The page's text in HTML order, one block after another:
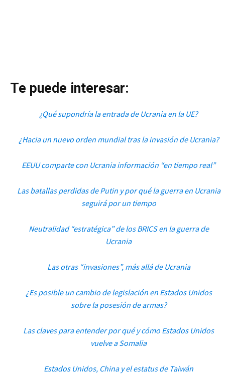
Te puede interesar:
¿Qué supondría la entrada de Ucrania en la UE?
¿Hacia un nuevo orden mundial tras la invasión de Ucrania?
EEUU comparte con Ucrania información “en tiempo real”
Las batallas perdidas de Putin y por qué la guerra en Ucrania
seguirá por un tiempo
Neutralidad “estratégica” de los BRICS en la guerra de
Ucrania
Las otras “invasiones”, más allá de Ucrania
¿Es posible un cambio de legislación en Estados Unidos
sobre la posesión de armas?
Las claves para entender por qué y cómo Estados Unidos
vuelve a Somalia
Estados Unidos, China y el estatus de Taiwán